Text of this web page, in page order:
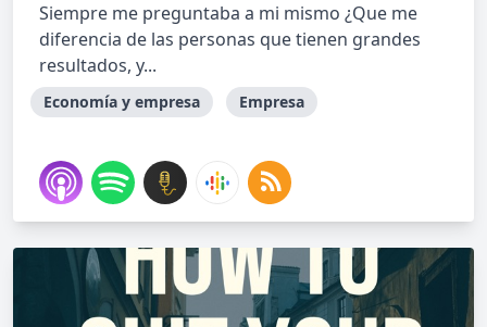
Siempre me preguntaba a mi mismo ¿Que me
diferencia de las personas que tienen grandes
resultados, y...
Economía y empresa Empresa